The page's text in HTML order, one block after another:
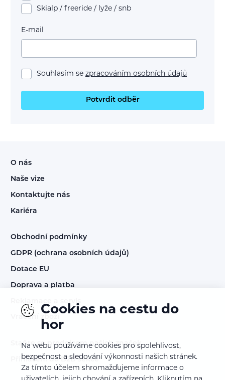
Skialp / freeride / lyže / snb
E-mail
Souhlasím se zpracováním osobních údajů
Potvrdit odběr
O nás
Naše vize
Kontaktujte nás
Kariéra
Obchodní podmínky
GDPR (ochrana osobních údajů)
Dotace EU
Doprava a platba
Reklamace a servis
Vrácení zboží
Staňte se prodejcem našich značek
Přihlášení do B2B sekce
Cookies na cestu do
hor
Na webu používáme cookies pro spolehlivost,
bezpečnost a sledování výkonnosti našich stránek.
Za tímto účelem shromažďujeme informace o